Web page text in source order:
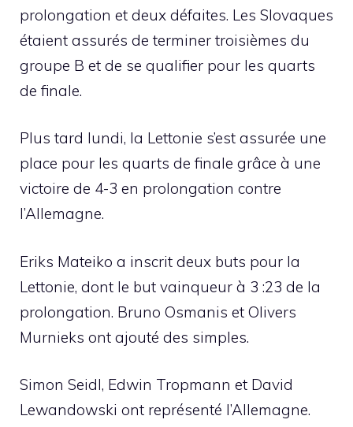
prolongation et deux défaites. Les Slovaques
étaient assurés de terminer troisièmes du
groupe B et de se qualifier pour les quarts
de finale.
Plus tard lundi, la Lettonie s’est assurée une
place pour les quarts de finale grâce à une
victoire de 4-3 en prolongation contre
l’Allemagne.
Eriks Mateiko a inscrit deux buts pour la
Lettonie, dont le but vainqueur à 3 :23 de la
prolongation. Bruno Osmanis et Olivers
Murnieks ont ajouté des simples.
Simon Seidl, Edwin Tropmann et David
Lewandowski ont représenté l’Allemagne.